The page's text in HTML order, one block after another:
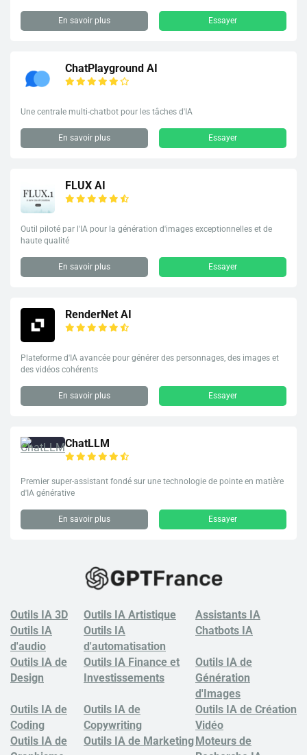
En savoir plus Essayer
ChatPlayground AI
Une centrale multi-chatbot pour les tâches d'IA
En savoir plus Essayer
FLUX AI
Outil piloté par l'IA pour la génération d'images exceptionnelles et de
haute qualité
En savoir plus Essayer
RenderNet AI
Plateforme d'IA avancée pour générer des personnages, des images et
des vidéos cohérents
En savoir plus Essayer
ChatLLM
Premier super-assistant fondé sur une technologie de pointe en matière
d'IA générative
En savoir plus Essayer
Outils IA 3D Outils IA Artistique
Assistants IA
Outils IA
d'audio
Outils IA
d'automatisation
Chatbots IA
Outils IA de
Design
Outils IA Finance et
Investissements
Outils IA de
Génération
d'Images
Outils IA de
Coding
Outils IA de
Copywriting
Outils IA de Création
Vidéo
Outils IA de
Outils IA de MarketingMoteurs de